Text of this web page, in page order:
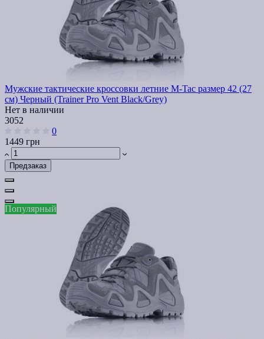
Мужские тактические кроссовки летние M-Tac размер 42 (27
см) Черный (Trainer Pro Vent Black/Grey)
Нет в наличии
3052
0
1449 грн
Предзаказ
Популярный